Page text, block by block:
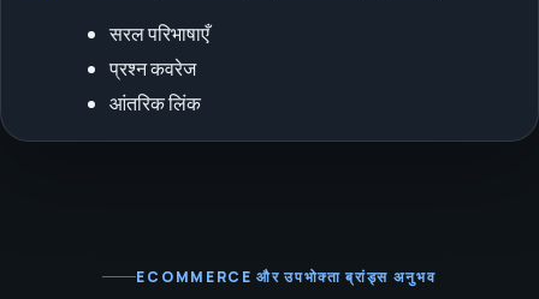
सरल परिभाषाएँ
प्रश्न कवरेज
आंतरिक लिंक
ECOMMERCE और उपभोक्ता ब्रांड्स अनुभव